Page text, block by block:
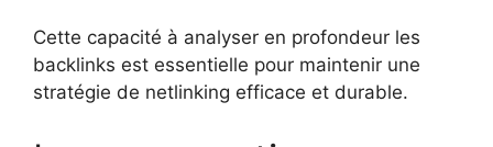
Cette capacité à analyser en profondeur les
backlinks est essentielle pour maintenir une
stratégie de netlinking efficace et durable.